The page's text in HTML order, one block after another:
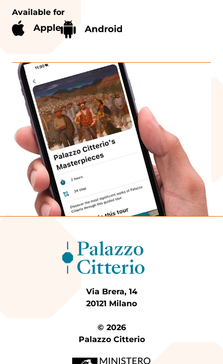
Available for
Via Brera, 14
20121 Milano
© 2026
Palazzo Citterio